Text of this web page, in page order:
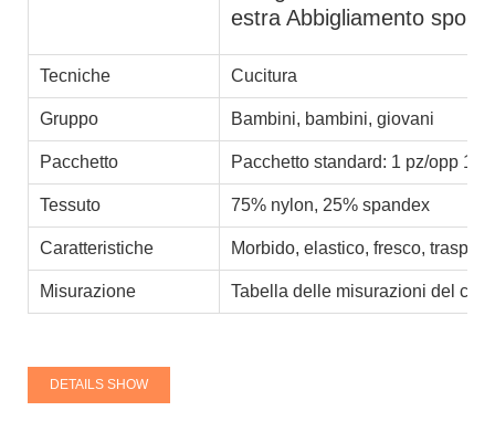
estra Abbigliamento
Tecniche Cucitura
Gruppo Bambini, bambini, giovani
Pacchetto Pacchetto standard: 1 pz/opp
Tessuto 75% nylon, 25% spandex
Caratteristiche Morbido, elastico, fresco,
Misurazione Tabella delle misurazioni del
DETAILS SHOW